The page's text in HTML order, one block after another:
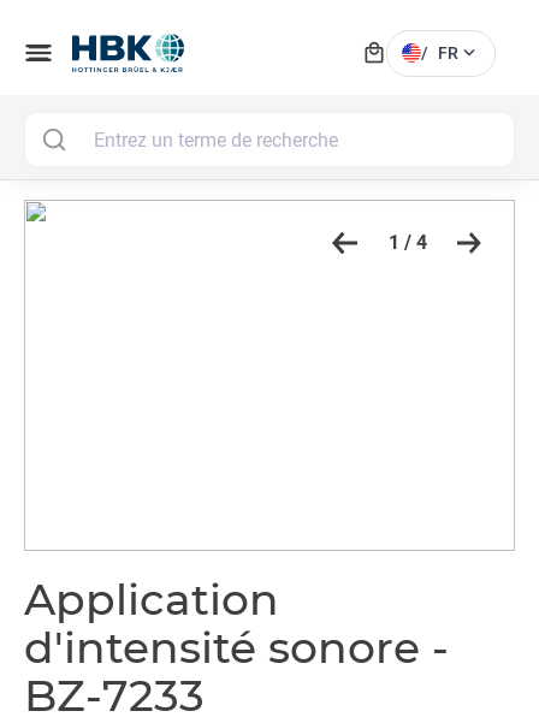
menu local_mall / FR expand_more
1 / 4
Application
d'intensité sonore -
BZ-7233